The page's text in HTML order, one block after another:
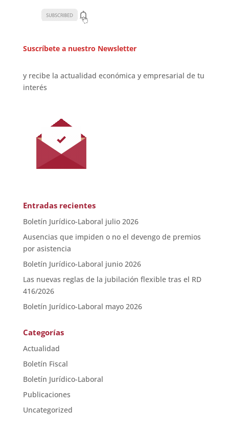
Suscríbete a nuestro Newsletter
y recibe la actualidad económica y empresarial de tu
interés
Entradas recientes
Boletín Jurídico-Laboral julio 2026
Ausencias que impiden o no el devengo de premios
por asistencia
Boletín Jurídico-Laboral junio 2026
Las nuevas reglas de la jubilación flexible tras el RD
416/2026
Boletín Jurídico-Laboral mayo 2026
Categorías
Actualidad
Boletín Fiscal
Boletín Jurídico-Laboral
Publicaciones
Uncategorized